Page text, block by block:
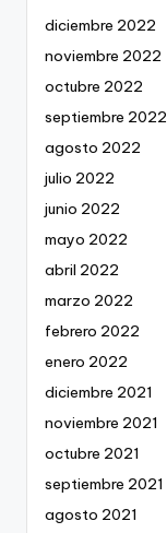
diciembre 2022
noviembre 2022
octubre 2022
septiembre 2022
agosto 2022
julio 2022
junio 2022
mayo 2022
abril 2022
marzo 2022
febrero 2022
enero 2022
diciembre 2021
noviembre 2021
octubre 2021
septiembre 2021
agosto 2021